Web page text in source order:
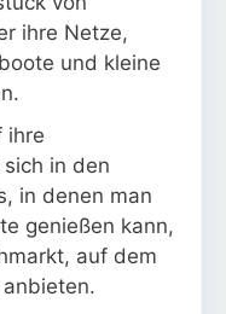
ihre Netze,
und kleine
ihre
in den
in denen man
genießen kann,
auf dem